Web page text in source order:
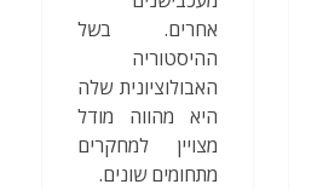
אחרים. בשל
ההיסטוריה
האבולוציונית שלה
היא מהווה מודל
מצויין למחקרים
מתחומים שונים.